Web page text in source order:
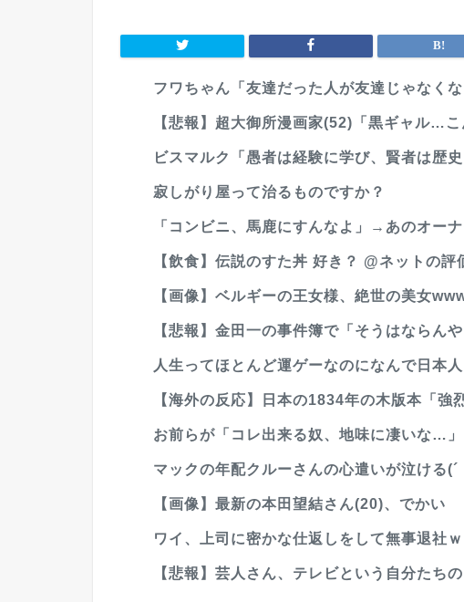
フワちゃん「友達だった人が友達じゃなく
【悲報】超大御所漫画家(52)「黒ギャル…こ
ビスマルク「愚者は経験に学び、賢者は歴
寂しがり屋って治るものですか？
「コンビニ、馬鹿にすんなよ」→あのオー
【飲食】伝説のすた丼 好き？ @ネットの評
【画像】ベルギーの王女様、絶世の美女
【悲報】金田一の事件簿で「そうはならん
人生ってほとんど運ゲーなのになんで日本
【海外の反応】日本の1834年の木版本「強
お前らが「コレ出来る奴、地味に凄いな…」
マックの年配クルーさんの心遣いが泣ける
【画像】最新の本田望結さん(20)、でかい
ワイ、上司に密かな仕返しをして無事退社
【悲報】芸人さん、テレビという自分たち